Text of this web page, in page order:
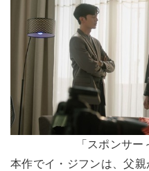
「スポンサー
本作でイ・ジフンは、父